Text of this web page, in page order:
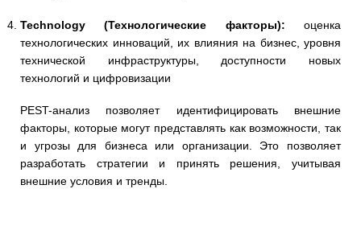
Technology (Технологические факторы): оценка
технологических инноваций, их влияния на бизнес, уровня
технической инфраструктуры, доступности новых
технологий и цифровизации
PEST-анализ позволяет идентифицировать внешние
факторы, которые могут представлять как возможности, так
и угрозы для бизнеса или организации. Это позволяет
разработать стратегии и принять решения, учитывая
внешние условия и тренды.